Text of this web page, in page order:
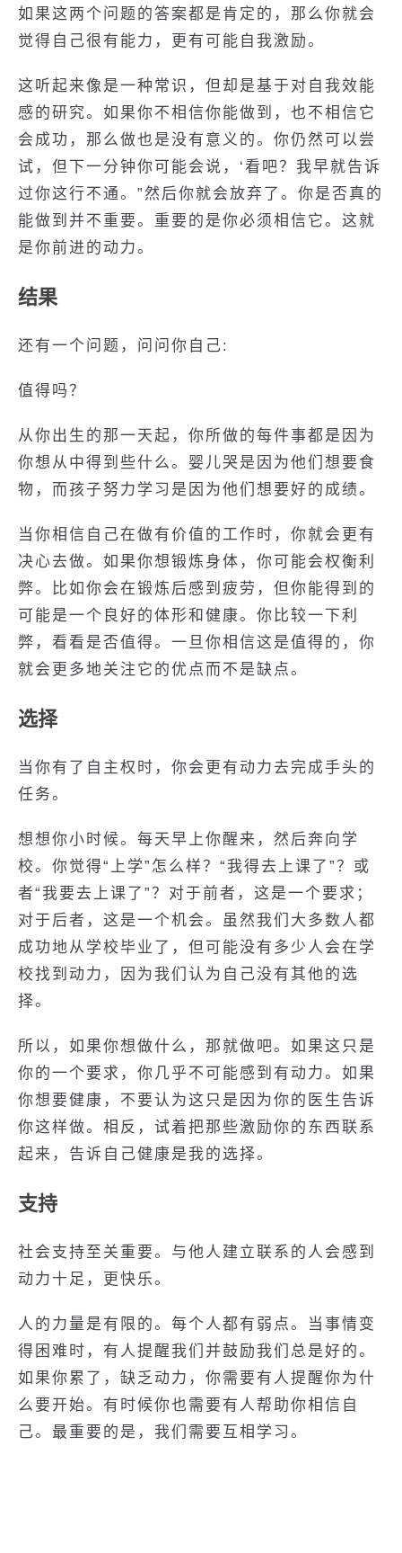
如果这两个问题的答案都是肯定的，那么你就会
觉得自己很有能力，更有可能自我激励。
这听起来像是一种常识，但却是基于对自我效能
感的研究。如果你不相信你能做到，也不相信它
会成功，那么做也是没有意义的。你仍然可以尝
试，但下一分钟你可能会说，‘看吧？我早就告诉
过你这行不通。”然后你就会放弃了。你是否真的
能做到并不重要。重要的是你必须相信它。这就
是你前进的动力。
结果
还有一个问题，问问你自己:
值得吗？
从你出生的那一天起，你所做的每件事都是因为
你想从中得到些什么。婴儿哭是因为他们想要食
物，而孩子努力学习是因为他们想要好的成绩。
当你相信自己在做有价值的工作时，你就会更有
决心去做。如果你想锻炼身体，你可能会权衡利
弊。比如你会在锻炼后感到疲劳，但你能得到的
可能是一个良好的体形和健康。你比较一下利
弊，看看是否值得。一旦你相信这是值得的，你
就会更多地关注它的优点而不是缺点。
选择
当你有了自主权时，你会更有动力去完成手头的
任务。
想想你小时候。每天早上你醒来，然后奔向学
校。你觉得“上学”怎么样？“我得去上课了”？或
者“我要去上课了”？对于前者，这是一个要求；
对于后者，这是一个机会。虽然我们大多数人都
成功地从学校毕业了，但可能没有多少人会在学
校找到动力，因为我们认为自己没有其他的选
择。
所以，如果你想做什么，那就做吧。如果这只是
你的一个要求，你几乎不可能感到有动力。如果
你想要健康，不要认为这只是因为你的医生告诉
你这样做。相反，试着把那些激励你的东西联系
起来，告诉自己健康是我的选择。
支持
社会支持至关重要。与他人建立联系的人会感到
动力十足，更快乐。
人的力量是有限的。每个人都有弱点。当事情变
得困难时，有人提醒我们并鼓励我们总是好的。
如果你累了，缺乏动力，你需要有人提醒你为什
么要开始。有时候你也需要有人帮助你相信自
己。最重要的是，我们需要互相学习。